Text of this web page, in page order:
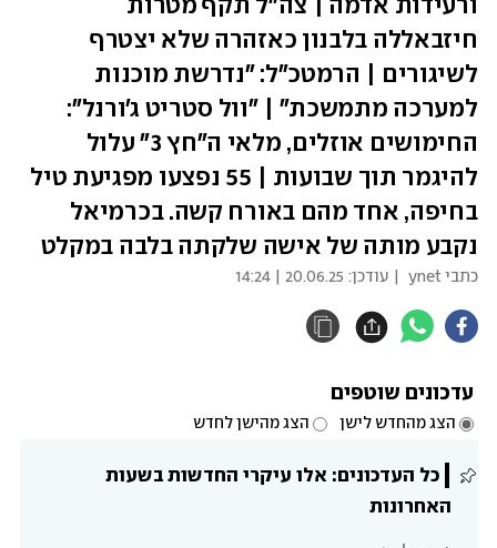
ורעידות אדמה | צה"ל תקף מטרות
חיזבאללה בלבנון כאזהרה שלא יצטרף
לשיגורים | הרמטכ"ל: "נדרשת מוכנות
למערכה מתמשכת" | "וול סטריט ג'ורנל":
החימושים אוזלים, מלאי ה"חץ 3" עלול
להיגמר תוך שבועות | 55 נפצעו מפגיעת טיל
בחיפה, אחד מהם באורח קשה. בכרמיאל
נקבע מותה של אישה שלקתה בלבה במקלט
כתבי ynet | עודכן: 20.06.25 | 14:24
עדכונים שוטפים
הצג מהחדש לישן הצג מהישן לחדש
האחרונות